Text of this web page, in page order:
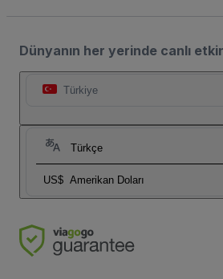
Dünyanın her yerinde canlı
Türkiye
Türkçe
US$ Amerikan Doları